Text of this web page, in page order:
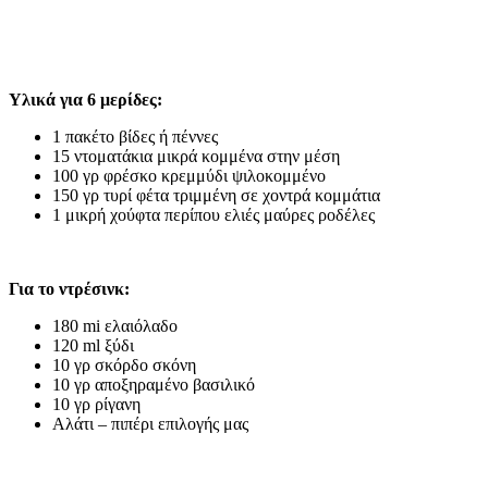
Υλικά για 6 μερίδες:
1 πακέτο βίδες ή πέννες
15 ντοματάκια μικρά κομμένα στην μέση
100 γρ φρέσκο κρεμμύδι ψιλοκομμένο
150 γρ τυρί φέτα τριμμένη σε χοντρά κομμάτια
1 μικρή χούφτα περίπου ελιές μαύρες ροδέλες
Για το ντρέσινκ:
180 mi ελαιόλαδο
120 ml ξύδι
10 γρ σκόρδο σκόνη
10 γρ αποξηραμένο βασιλικό
10 γρ ρίγανη
Αλάτι – πιπέρι επιλογής μας